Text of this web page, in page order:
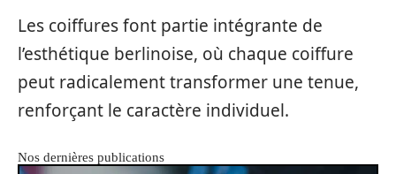
Les coiffures font partie intégrante de
l’esthétique berlinoise, où chaque coiffure
peut radicalement transformer une tenue,
renforçant le caractère individuel.
Nos dernières publications